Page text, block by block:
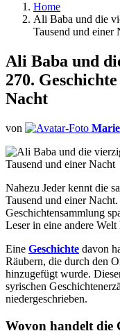
Home
Ali Baba und die
Tausend und einer
Ali Baba und
270.
Nacht
von Marie
Nahezu Jeder kennt die
Tausend und einer
Geschichtensammlung
Leser in eine andere Welt
Eine Geschichte davon
Räubern, die durch den
hinzugefügt wurde.
syrischen
niedergeschrieben.
Wovon handelt die